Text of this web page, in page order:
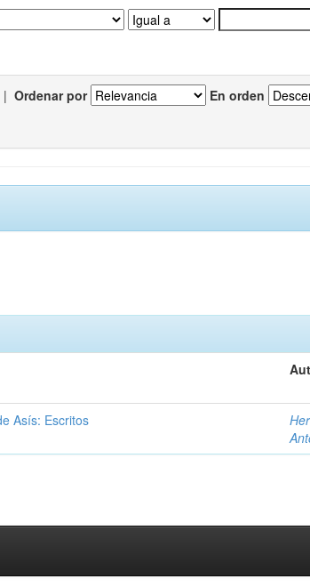
| Ordenar por En orden
Asís: Escritos